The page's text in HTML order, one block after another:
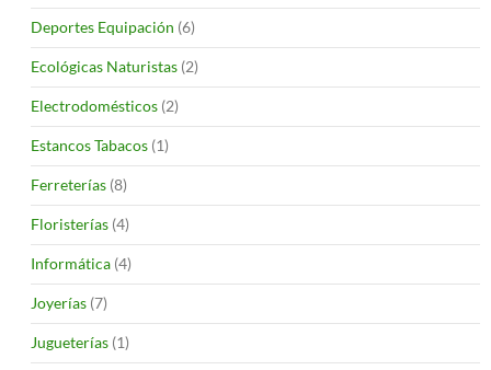
Deportes Equipación (6)
Ecológicas Naturistas (2)
Electrodomésticos (2)
Estancos Tabacos (1)
Ferreterías (8)
Floristerías (4)
Informática (4)
Joyerías (7)
Jugueterías (1)